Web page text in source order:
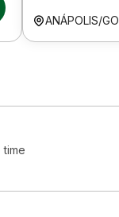
ANÁPOLIS/GO